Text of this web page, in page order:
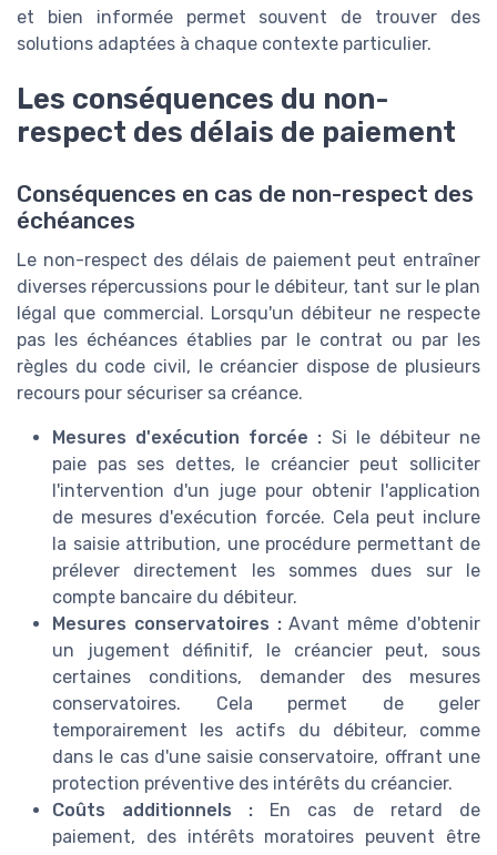
et bien informée permet souvent de trouver des
solutions adaptées à chaque contexte particulier.
Les conséquences du non-
respect des délais de paiement
Conséquences en cas de non-respect des
échéances
Le non-respect des délais de paiement peut entraîner
diverses répercussions pour le débiteur, tant sur le plan
légal que commercial. Lorsqu'un débiteur ne respecte
pas les échéances établies par le contrat ou par les
règles du code civil, le créancier dispose de plusieurs
recours pour sécuriser sa créance.
Mesures d'exécution forcée : Si le débiteur ne
paie pas ses dettes, le créancier peut solliciter
l'intervention d'un juge pour obtenir l'application
de mesures d'exécution forcée. Cela peut inclure
la saisie attribution, une procédure permettant de
prélever directement les sommes dues sur le
compte bancaire du débiteur.
Mesures conservatoires :Avant même d'obtenir
un jugement définitif, le créancier peut, sous
certaines conditions, demander des mesures
conservatoires. Cela permet de geler
temporairement les actifs du débiteur, comme
dans le cas d'une saisie conservatoire, offrant une
protection préventive des intérêts du créancier.
Coûts additionnels : En cas de retard de
paiement, des intérêts moratoires peuvent être